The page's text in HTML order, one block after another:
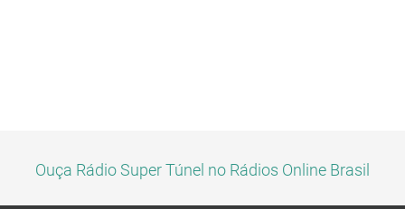
Ouça Rádio Super Túnel no Rádios Online Brasil